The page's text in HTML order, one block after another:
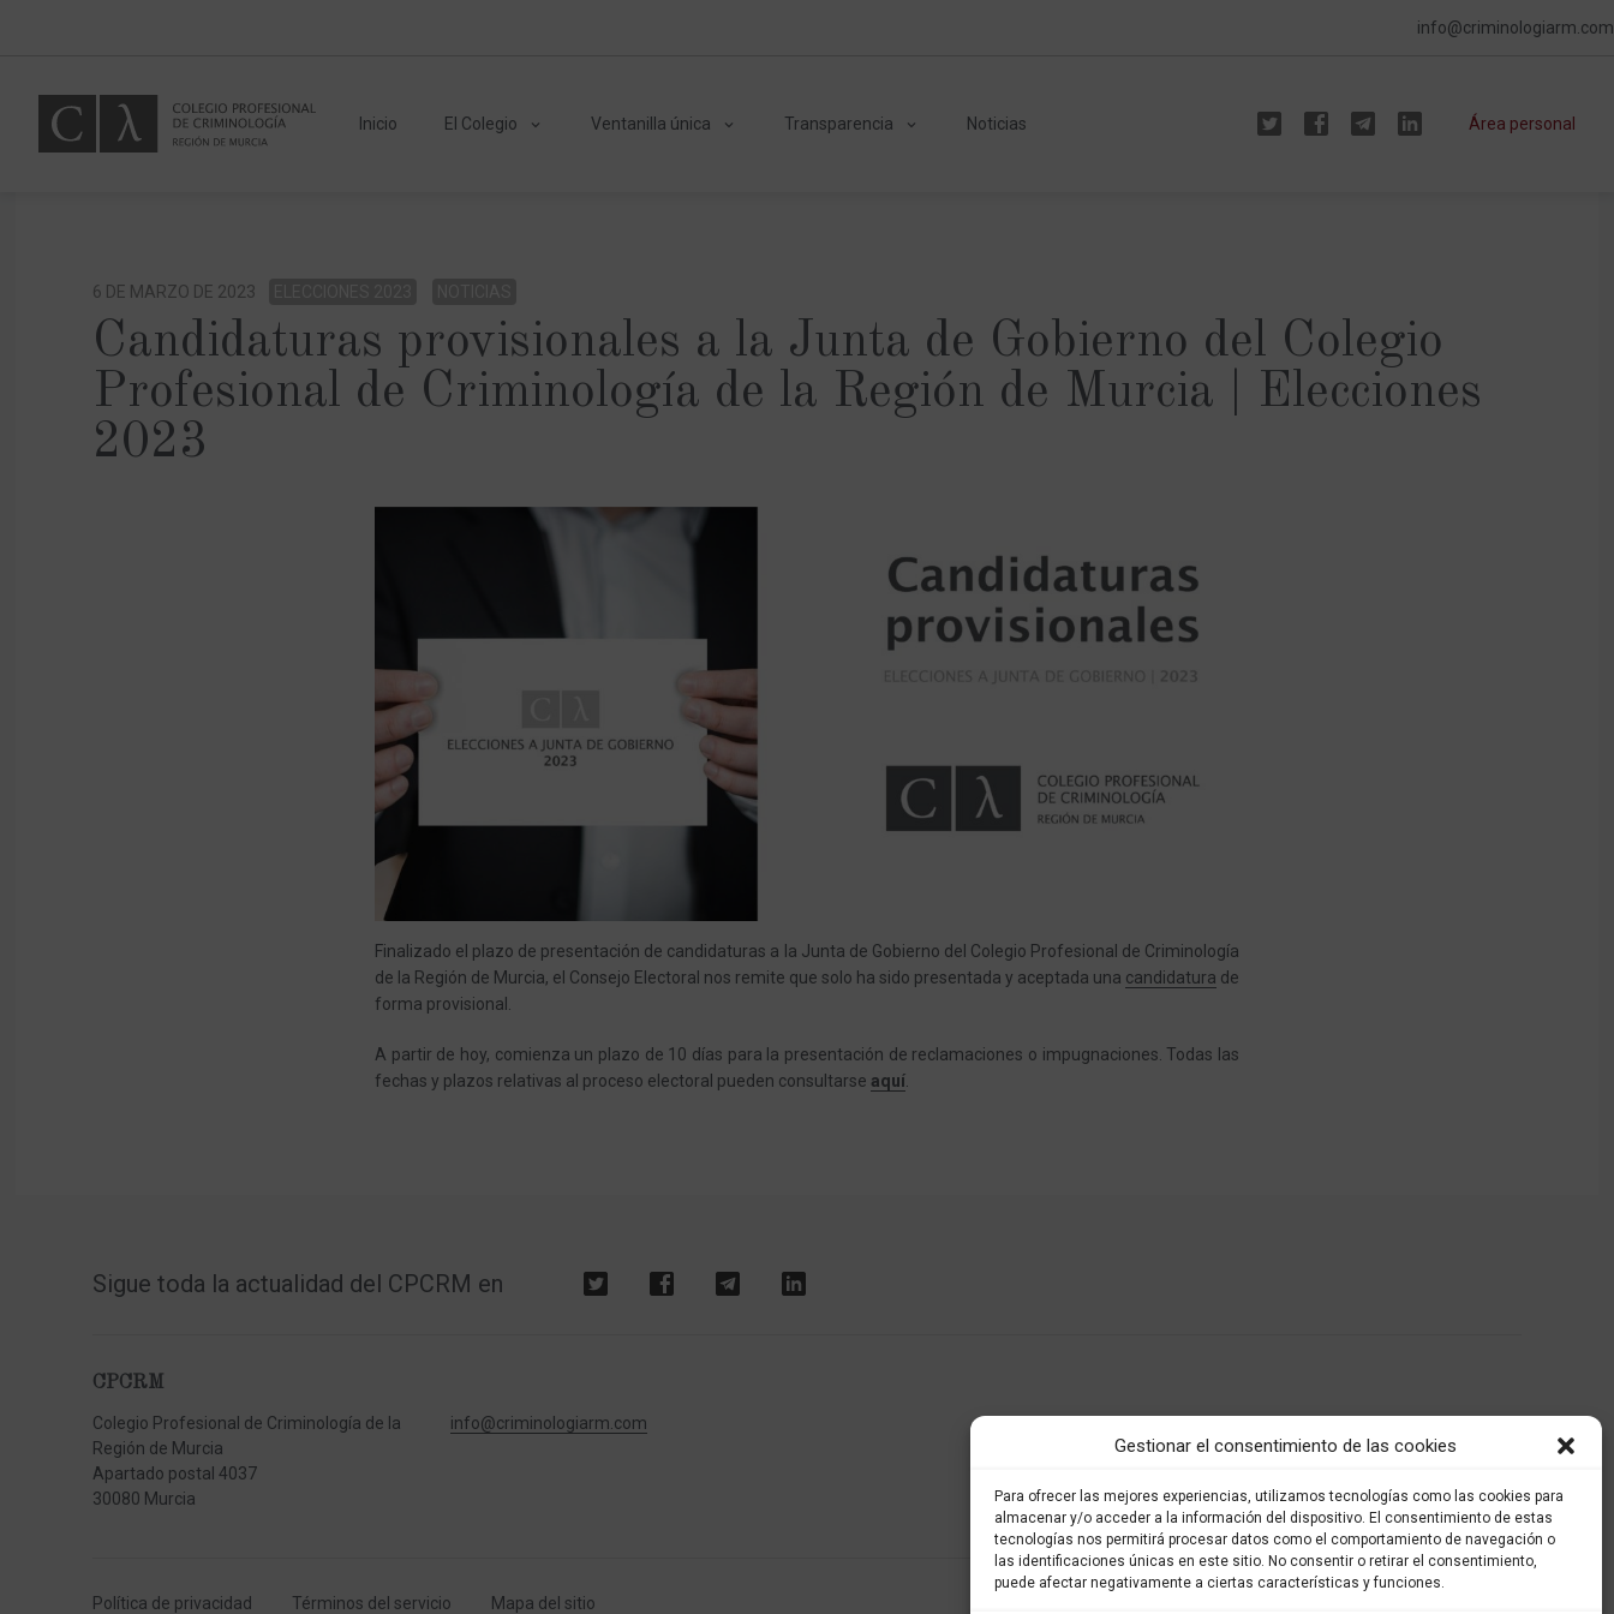
Gestionar el consentimiento de las cookies
Para ofrecer las mejores experiencias, utilizamos tecnologías como las cookies para
almacenar y/o acceder a la información del dispositivo. El consentimiento de estas
tecnologías nos permitirá procesar datos como el comportamiento de navegación o
las identificaciones únicas en este sitio. No consentir o retirar el consentimiento,
puede afectar negativamente a ciertas características y funciones.
info@criminologiarm.com
Inicio El Colegio Ventanilla única Transparencia Noticias Área personal
6 DE MARZO DE 2023
Candidaturas provisionales a la Junta de Gobierno del Colegio
Profesional de Criminología de la Región de Murcia | Elecciones
2023
Finalizado el plazo de presentación de candidaturas a la Junta de Gobierno del Colegio Profesional de Criminología
de la Región de Murcia, el Consejo Electoral nos remite que solo ha sido presentada y aceptada una candidatura de
forma provisional.
A partir de hoy, comienza un plazo de 10 días para la presentación de reclamaciones o impugnaciones. Todas las
fechas y plazos relativas al proceso electoral pueden consultarse aquí.
Sigue toda la actualidad del CPCRM en
CPCRM
Colegio Profesional de Criminología de la
Región de Murcia
Apartado postal 4037
30080 Murcia
info@criminologiarm.com
Política de privacidad Términos del servicio Mapa del sitio